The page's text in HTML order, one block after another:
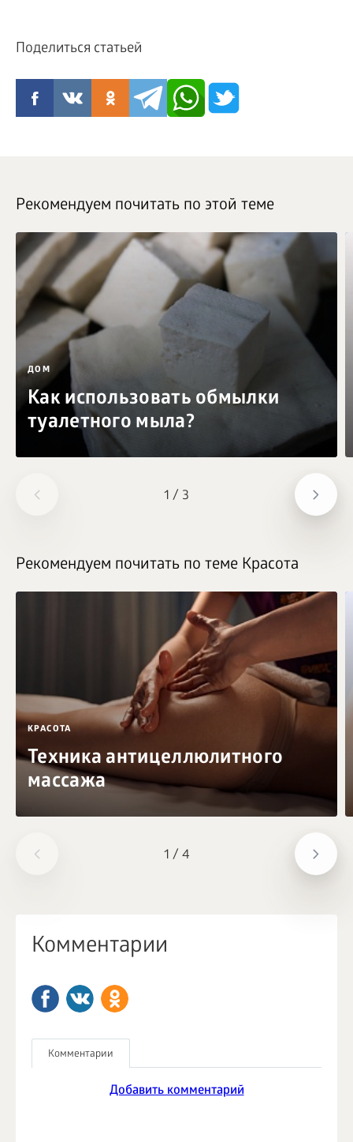
Поделиться статьей
1 / 3
Рекомендуем почитать по этой теме
ДОМ
Как использовать обмылки
туалетного мыла?
1 / 4
Рекомендуем почитать по теме Красота
КРАСОТА
Техника антицеллюлитного
массажа
Комментарии
Комментарии
Добавить комментарий